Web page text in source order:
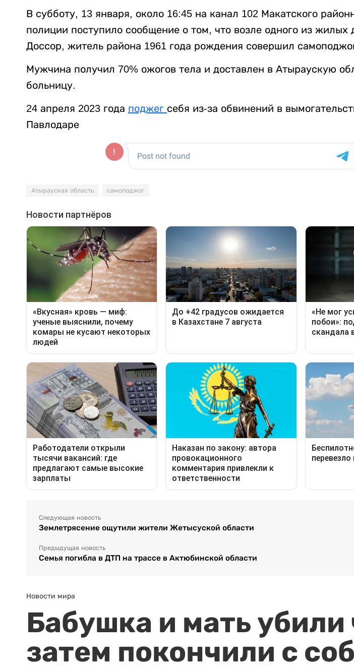
В субботу, 13 января, около 16:45 на канал 102 Макатского
полиции поступило сообщение о том, что возле одного из жилых
Доссор, житель района 1961 года рождения совершил
Мужчина получил 70% ожогов тела и доставлен в Атыраускую
больницу.
24 апреля 2023 года поджег себя из-за обвинений в
Павлодаре
Атырауская область самоподжог
Следующая новость
Землетрясение ощутили жители Жетысуской области
Предыдущая новость
Семья погибла в ДТП на трассе в Актюбинской области
Новости мира
Бабушка и мать
затем покончили с